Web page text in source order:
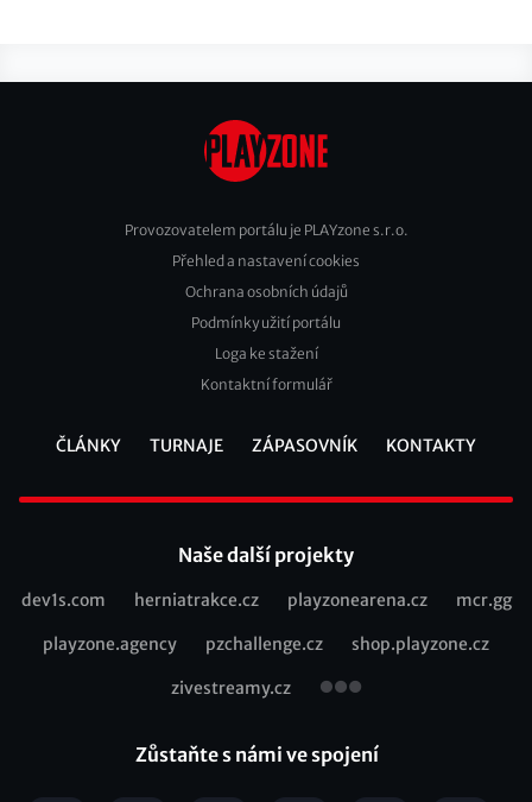
Footer
Provozovatelem portálu je PLAYzone s.r.o.
Přehled a nastavení cookies
Ochrana osobních údajů
Podmínky užití portálu
Loga ke stažení
Kontaktní formulář
ČLÁNKY TURNAJE ZÁPASOVNÍK KONTAKTY
Naše další projekty
Recommended
dev1s.com herniatrakce.cz playzonearena.cz mcr.gg
playzone.agency pzchallenge.cz shop.playzone.cz
zivestreamy.cz
Zůstaňte s námi ve spojení